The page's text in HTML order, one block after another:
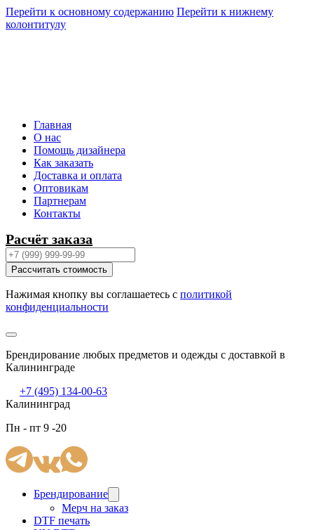
Перейти к основному содержанию Перейти к нижнему
колонтитулу
Главная
О нас
Помощь дизайнера
Как заказать
Доставка и оплата
Оптовикам
Партнерам
Контакты
Расчёт заказа
Рассчитать стоимость
Нажимая кнопку вы соглашаетесь с политикой
конфиденциальности
Брендирование любых предметов и одежды с доставкой в
Калининграде
+7 (495) 134-00-63
Калининград
Пн - пт 9 -20
Брендирование
Мерч на заказ
DTF печать